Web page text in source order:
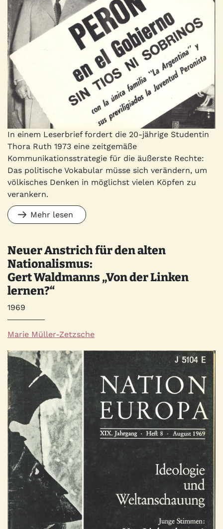
In einem Leserbrief fordert die 20-jährige Studentin
Thora Ruth 1973 eine zeitgemäße
Kommunikationsstrategie für die äußerste Rechte:
Das politische Vokabular müsse sich verändern, um
völkisches Denken in möglichst vielen Köpfen zu
verankern.
Mehr lesen
Neuer Anstrich für den alten
Nationalismus:
Gert Waldmanns „Von der Linken
lernen?“
Jahr
1969
Autor*innen
Marie Müller-Zetzsche
Quelle
Bild